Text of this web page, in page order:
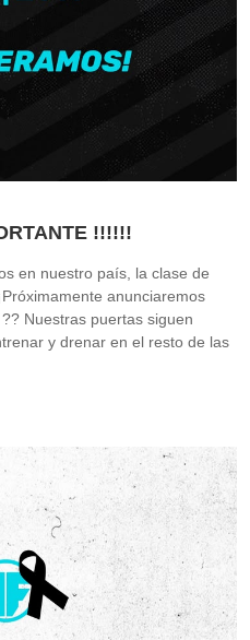
!!!!!!
en nuestro país, la clase de
anunciaremos
Nuestras puertas siguen
y drenar en el resto de las